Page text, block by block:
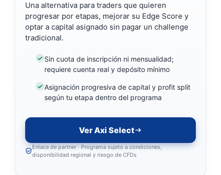
Una alternativa para traders que quieren
progresar por etapas, mejorar su Edge Score y
optar a capital asignado sin pagar un challenge
tradicional.
Sin cuota de inscripción ni mensualidad;
requiere cuenta real y depósito mínimo
Asignación progresiva de capital y profit split
según tu etapa dentro del programa
Ver Axi Select
Enlace de partner · Programa sujeto a condiciones,
disponibilidad regional y riesgo de CFDs